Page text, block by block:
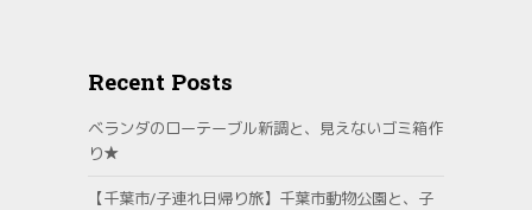
Recent Posts
ベランダのローテーブル新調と、見えないゴミ箱作
り★
【千葉市/子連れ日帰り旅】千葉市動物公園と、子